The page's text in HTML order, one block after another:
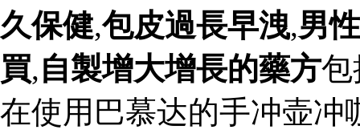
久保健,包皮過長早洩,男
買,自製增大增長的藥方包
在使用巴慕达的手冲壶冲